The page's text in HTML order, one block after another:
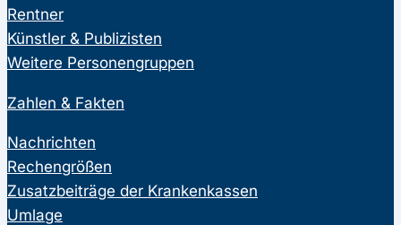
Rentner
Künstler & Publizisten
Weitere Personengruppen
Zahlen & Fakten
Nachrichten
Rechengrößen
Zusatzbeiträge der Krankenkassen
Umlage